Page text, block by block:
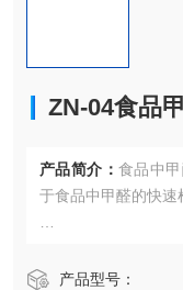
ZN-04食品
产品简介： 食品中
于食品中甲醛的快速
钠和二氧化硫。甲醛
产品型号：